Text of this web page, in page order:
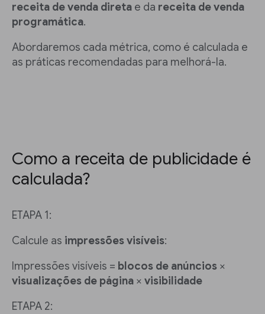
receita de venda direta e da receita de venda
programática.
Abordaremos cada métrica, como é calculada e
as práticas recomendadas para melhorá-la.
Como a receita de publicidade é
calculada?
ETAPA 1:
Calcule as impressões visíveis:
Impressões visíveis = blocos de anúncios ×
visualizações de página × visibilidade
ETAPA 2: